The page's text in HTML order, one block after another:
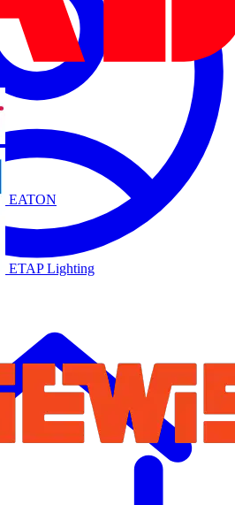
CIRCUTOR
EATON
ETAP Lighting